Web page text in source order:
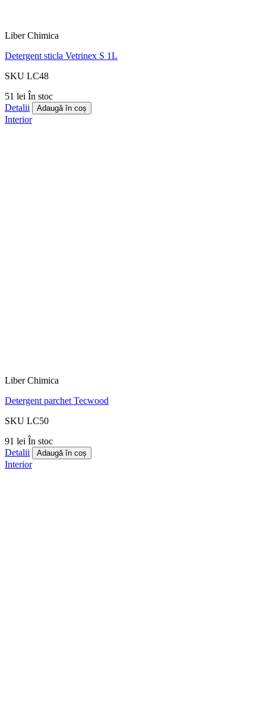
Liber Chimica
Detergent sticla Vetrinex S 1L
SKU LC48
51 lei În stoc
Detalii
Adaugă în coș
Interior
Liber Chimica
Detergent parchet Tecwood
SKU LC50
91 lei În stoc
Detalii
Adaugă în coș
Interior